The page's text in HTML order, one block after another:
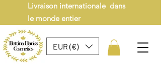
Livraison internationale dans
le monde entier
EUR (€)